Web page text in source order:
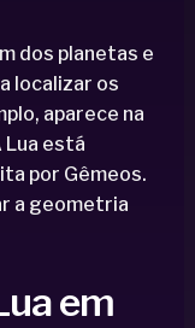
dos planetas e
localizar os
aparece na
está
por Gêmeos.
a geometria
em